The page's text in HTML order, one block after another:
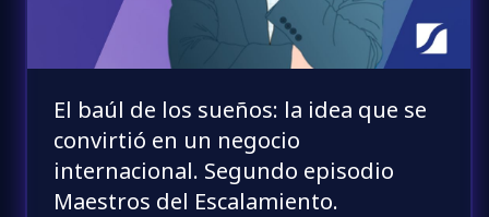
El baúl de los sueños: la idea que se
convirtió en un negocio
internacional. Segundo episodio
Maestros del Escalamiento.